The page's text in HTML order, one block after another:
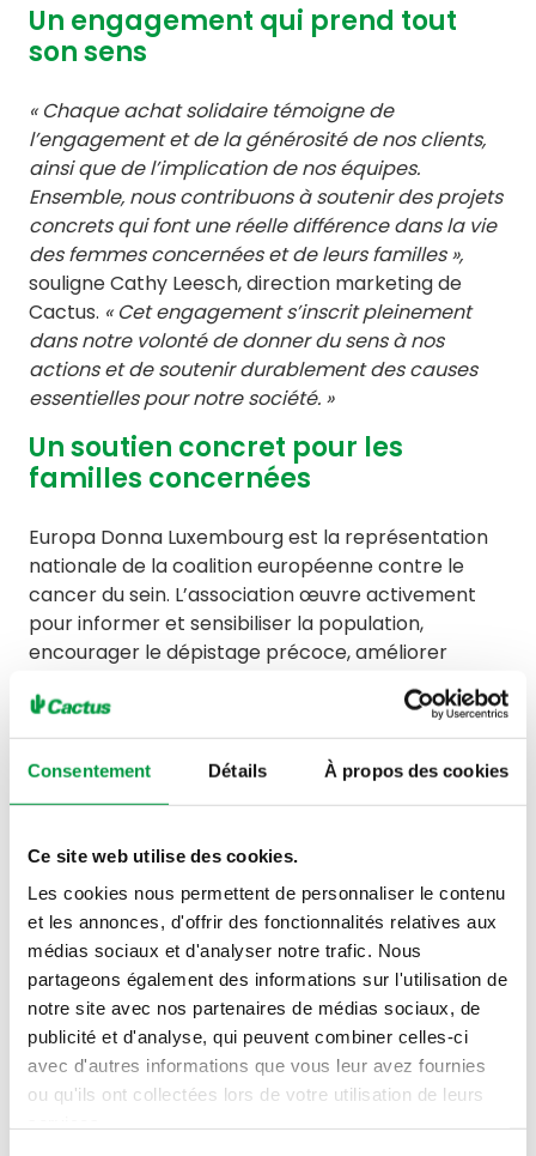
Consentement Détails À propos des cookies
Ce site web utilise des cookies.
Les cookies nous permettent de personnaliser le contenu
et les annonces, d'offrir des fonctionnalités relatives aux
médias sociaux et d'analyser notre trafic. Nous
partageons également des informations sur l'utilisation de
notre site avec nos partenaires de médias sociaux, de
publicité et d'analyse, qui peuvent combiner celles-ci
avec d'autres informations que vous leur avez fournies
ou qu'ils ont collectées lors de votre utilisation de leurs
Un engagement qui prend tout
son sens
« Chaque achat solidaire témoigne de
l’engagement et de la générosité de nos clients,
ainsi que de l’implication de nos équipes.
Ensemble, nous contribuons à soutenir des projets
concrets qui font une réelle différence dans la vie
des femmes concernées et de leurs familles »,
souligne Cathy Leesch, direction marketing de
Cactus. « Cet engagement s’inscrit pleinement
dans notre volonté de donner du sens à nos
actions et de soutenir durablement des causes
essentielles pour notre société. »
Un soutien concret pour les
familles concernées
Europa Donna Luxembourg est la représentation
nationale de la coalition européenne contre le
cancer du sein. L’association œuvre activement
pour informer et sensibiliser la population,
encourager le dépistage précoce, améliorer
l’accès aux traitements et accompagner les
femmes atteintes de la maladie.
Les fonds récoltés dans le cadre de l’action «
Octobre Rose » contribueront notamment au
projet d’aide familiale développé en collaboration
avec la Fondation Cancer et Arcus.
Une aide précieuse au quotidien
Ce service gratuit est destiné aux parents atteints
d’un cancer ayant des enfants de moins de 13 ans
et vise à alléger leur quotidien en apportant un
soutien concret dans les tâches de la vie familiale,
telles que l’aide aux devoirs, les activités
extrascolaires, la préparation des repas ou encore
certaines tâches ménagères.